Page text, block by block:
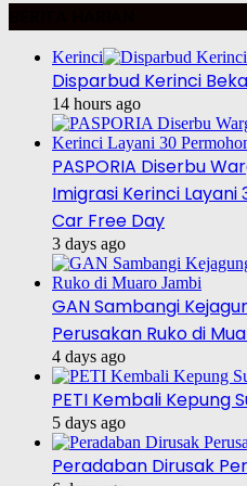
Kerinci
Disparbud Kerinci
14 hours ago
PASPORIA Diserbu
Imigrasi Kerinci
Car Free Day
3 days ago
GAN Sambangi
Perusakan Ruko di
4 days ago
PETI Kembali Kepung
5 days ago
Peradaban Dirusak